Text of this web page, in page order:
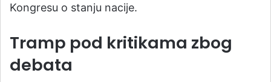
Kongresu o stanju nacije.
Tramp pod kritikama zbog
debata